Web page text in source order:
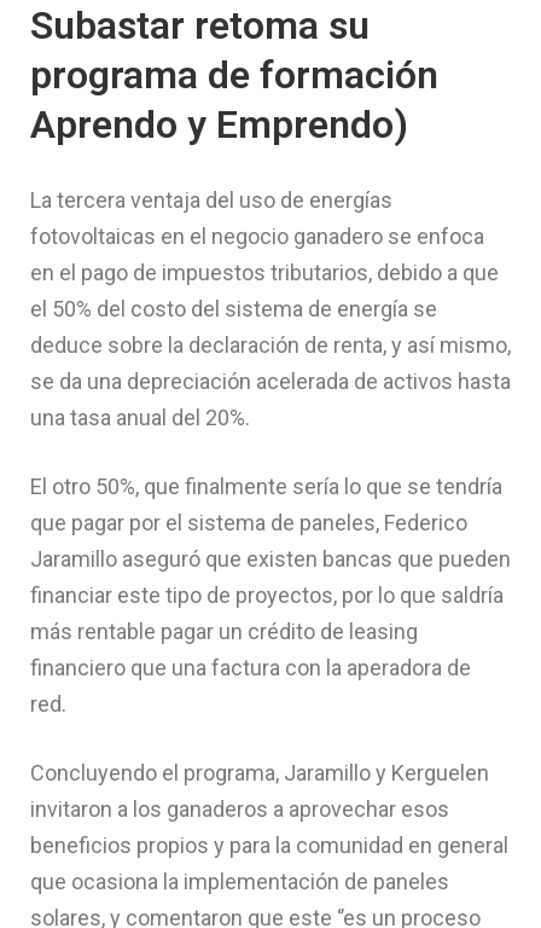
Subastar retoma su
programa de formación
Aprendo y Emprendo)
La tercera ventaja del uso de energías
fotovoltaicas en el negocio ganadero se enfoca
en el pago de impuestos tributarios, debido a que
el 50% del costo del sistema de energía se
deduce sobre la declaración de renta, y así mismo,
se da una depreciación acelerada de activos hasta
una tasa anual del 20%.
El otro 50%, que finalmente sería lo que se tendría
que pagar por el sistema de paneles, Federico
Jaramillo aseguró que existen bancas que pueden
financiar este tipo de proyectos, por lo que saldría
más rentable pagar un crédito de leasing
financiero que una factura con la aperadora de
red.
Concluyendo el programa, Jaramillo y Kerguelen
invitaron a los ganaderos a aprovechar esos
beneficios propios y para la comunidad en general
que ocasiona la implementación de paneles
solares, y comentaron que este ‘’es un proceso